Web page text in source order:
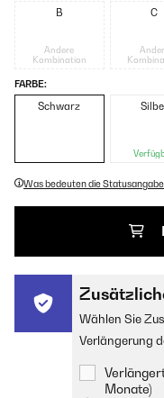
B
Andere
Kombination
C
FARBE:
Schwarz
Was bedeuten die
Wählen Sie
Verlängerung
Monate)